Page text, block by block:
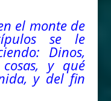
el monte de
se le
Dinos,
y qué
y delfin